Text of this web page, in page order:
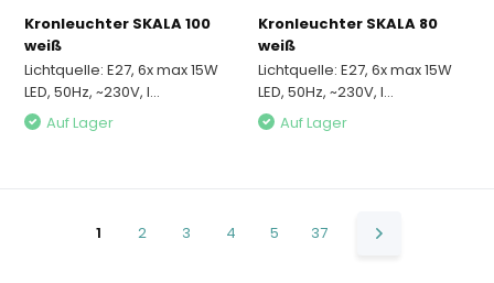
Kronleuchter SKALA 100
weiß
Lichtquelle: E27, 6x max 15W
LED, 50Hz, ~230V, I...
Auf Lager
Kronleuchter SKALA 80
weiß
Lichtquelle: E27, 6x max 15W
LED, 50Hz, ~230V, I...
Auf Lager
1 2 3 4 5 37